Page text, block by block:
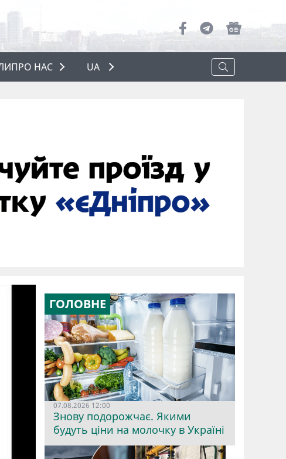
ПРО НАС
ПРО НАС
UA
ГОЛОВНЕ
07.08.2026 12:00
Знову подорожчає. Якими
будуть ціни на молочку в Україні